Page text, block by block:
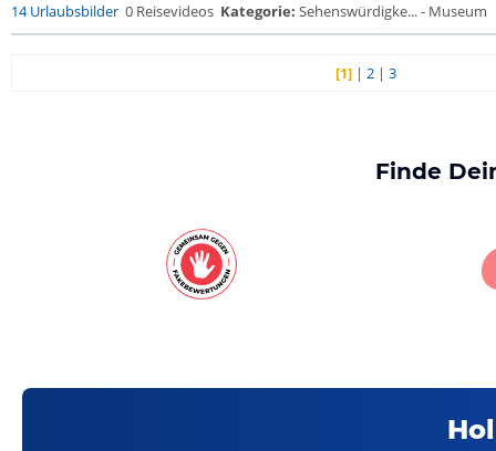
14 Urlaubsbilder 0 Reisevideos Kategorie: Sehenswürdigke... - Museum
[1] |2 |3
Finde